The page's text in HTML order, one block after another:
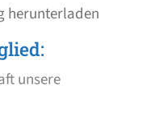
herunterladen
unsere